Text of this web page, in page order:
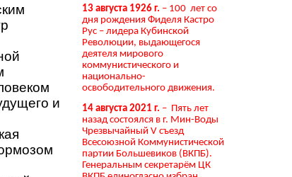
и
13 августа 1926 г. – 100 лет со
дня рождения Фиделя Кастро
Рус – лидера Кубинской
Революции, выдающегося
деятеля мирового
коммунистического и
национально-
освободительного движения.
14 августа 2021 г. – Пять лет
назад состоялся в г. Мин-Воды
Чрезвычайный V съезд
Всесоюзной Коммунистической
партии Большевиков (ВКПБ).
Генеральным секретарём ЦК